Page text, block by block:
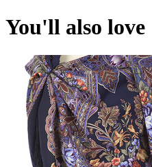
You'll also love